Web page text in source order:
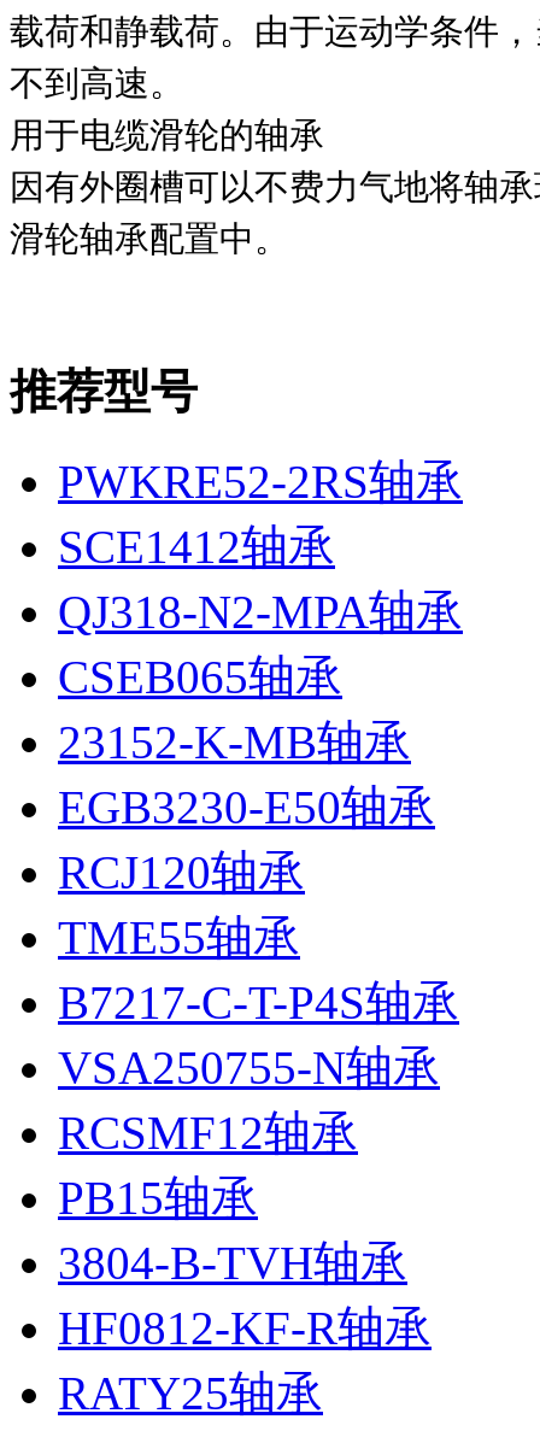
载荷和静载荷。由于运动学条件
不到高速。
用于电缆滑轮的轴承
因有外圈槽可以不费力气地将轴
滑轮轴承配置中。
推荐型号
PWKRE52-2RS轴承
SCE1412轴承
QJ318-N2-MPA轴承
CSEB065轴承
23152-K-MB轴承
EGB3230-E50轴承
RCJ120轴承
TME55轴承
B7217-C-T-P4S轴承
VSA250755-N轴承
RCSMF12轴承
PB15轴承
3804-B-TVH轴承
HF0812-KF-R轴承
RATY25轴承